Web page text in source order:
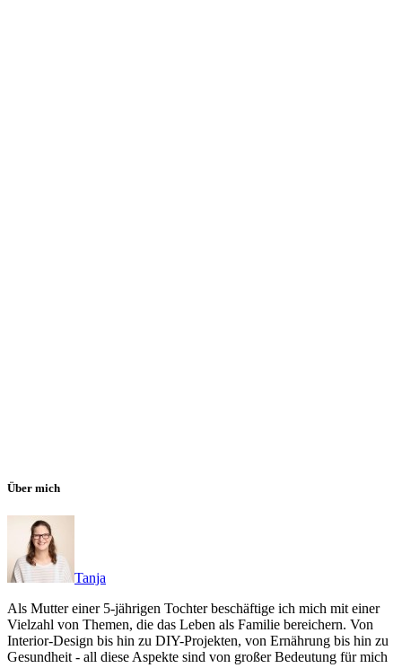
Über mich
Tanja
Als Mutter einer 5-jährigen Tochter beschäftige ich mich mit einer
Vielzahl von Themen, die das Leben als Familie bereichern. Von
Interior-Design bis hin zu DIY-Projekten, von Ernährung bis hin zu
Gesundheit - all diese Aspekte sind von großer Bedeutung für mich